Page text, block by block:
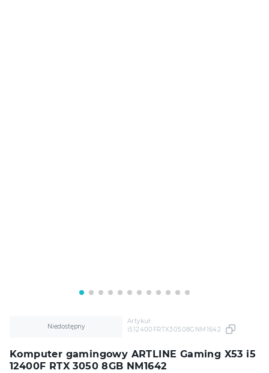
Komputer gamingowy ARTLINE Gaming X53 i5
12400F RTX 3050 8GB NM1642
Niedostępny
Artykuł:
i512400FRTX30508GNM1642